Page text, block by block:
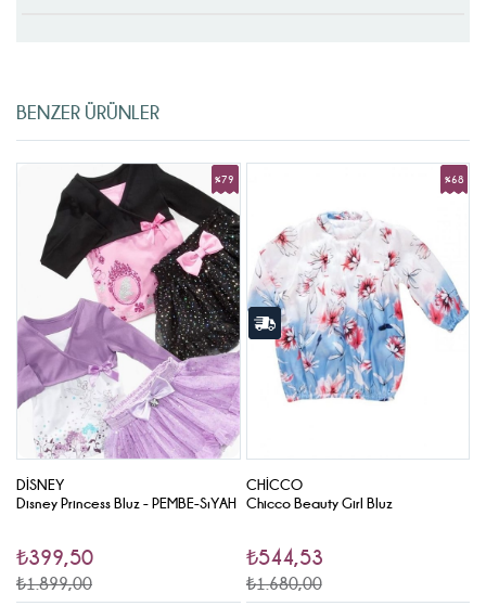
BENZER ÜRÜNLER
DISNEY
Disney Princess Bluz - PEMBE-SıYAH
₺399,50
₺1.899,00
%79
İndirim
CHICCO
Chicco Beauty Girl Bluz
₺544,53
₺1.680,00
%68